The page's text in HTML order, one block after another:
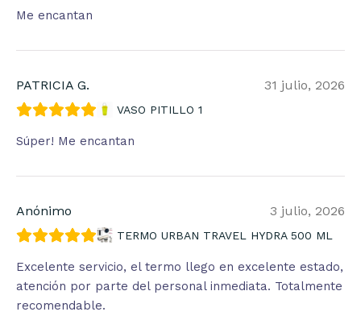
Me encantan
PATRICIA G. 31 julio, 2026
VASO PITILLO 1
Súper! Me encantan
Anónimo 3 julio, 2026
TERMO URBAN TRAVEL HYDRA 500 ML
Excelente servicio, el termo llego en excelente estado,
atención por parte del personal inmediata. Totalmente
recomendable.